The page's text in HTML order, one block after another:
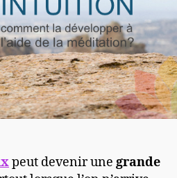
peut devenir une grande